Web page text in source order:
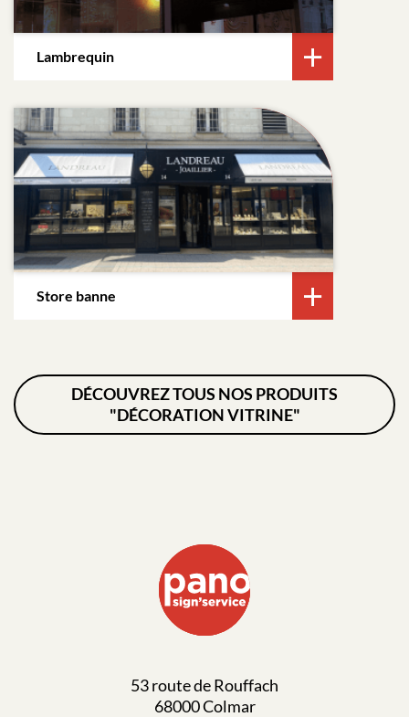
Lambrequin
Store banne
DÉCOUVREZ TOUS NOS PRODUITS
"DÉCORATION VITRINE"
53 route de Rouffach
68000 Colmar